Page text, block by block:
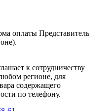
оплаты Представитель
к сотрудничеству
регионе, для
содержащего
по телефону.